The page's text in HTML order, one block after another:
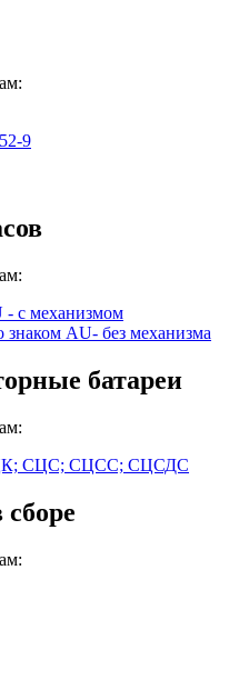
9
- с механизмом
знаком AU- без механизма
батареи
СЦС; СЦСС; СЦСДС